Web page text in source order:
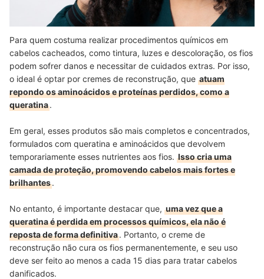
Para quem costuma realizar procedimentos químicos em
cabelos cacheados, como tintura, luzes e descoloração, os fios
podem sofrer danos e necessitar de cuidados extras. Por isso,
o ideal é optar por cremes de reconstrução, que atuam
repondo os aminoácidos e proteínas perdidos, como a
queratina.
Em geral, esses produtos são mais completos e concentrados,
formulados com queratina e aminoácidos que devolvem
temporariamente esses nutrientes aos fios. Isso cria uma
camada de proteção, promovendo cabelos mais fortes e
brilhantes.
No entanto, é importante destacar que, uma vez que a
queratina é perdida em processos químicos, ela não é
reposta de forma definitiva. Portanto, o creme de
reconstrução não cura os fios permanentemente, e seu uso
deve ser feito ao menos a cada 15 dias para tratar cabelos
danificados.